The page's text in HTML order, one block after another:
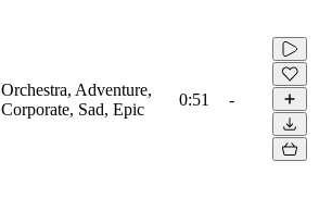
Orchestra, Adventure,
Corporate, Sad, Epic
0:51 -